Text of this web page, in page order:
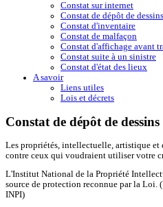
Constat sur internet
Constat de dépôt de
Constat d'inventaire
Constat de malfaçon
Constat d'affichage avant
Constat suite à un sinistre
Constat d'état des lieux
A savoir
Liens utiles
Lois et décrets
Constat de dépôt de dessins
Les propriétés, intellectuelle, artistique et
contre ceux qui voudraient utiliser votre
L'Institut National de la Propriété
source de protection reconnue par la Loi.
INPI)